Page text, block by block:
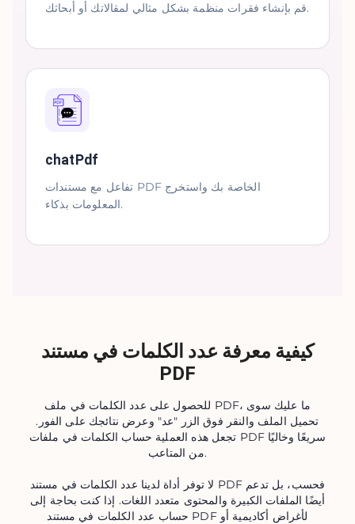
قم بإنشاء فقرات منظمة بشكل مثالي لمقالاتك أو أبحاثك.
chatPdf
تفاعل مع مستندات PDF الخاصة بك واستخرج
المعلومات بذكاء.
كيفية معرفة عدد الكلمات في مستند
PDF
للحصول على عدد الكلمات في ملف PDF، ما عليك سوى
تحميل الملف والنقر فوق الزر "عد" وعرض نتائجك على الفور.
تجعل هذه العملية حساب الكلمات في ملفات PDF سريعًا وخاليًا
من المتاعب.
لا توفر أداة لدينا عدد الكلمات في مستند PDF فحسب، بل تدعم
أيضًا الملفات الكبيرة والمحتوى متعدد اللغات. إذا كنت بحاجة إلى
حساب عدد الكلمات في مستند PDF لأغراض أكاديمية أو